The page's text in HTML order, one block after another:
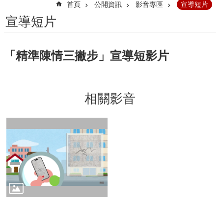
首頁 公開資訊 影音專區 宣導短片
宣導短片
「精準陳情三撇步」宣導短影片
相關影音